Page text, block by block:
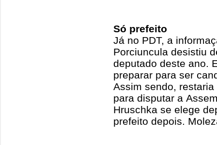
Só prefeito
Já no PDT, a
Porciuncula desistiu
deputado deste ano.
preparar para ser
Assim sendo,
para disputar a
Hruschka se elege
prefeito depois.